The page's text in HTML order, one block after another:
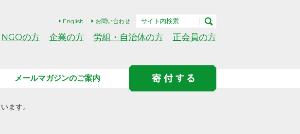
English お問い合わせ
NGOの方 企業の方 労組・自治体の方 正会員の方
メールマガジンのご案内
ます。